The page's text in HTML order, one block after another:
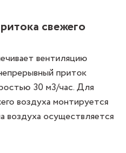
свежего
вентиляцию
приток
30 м3/час. Для
воздуха монтируется
воздуха осуществляется